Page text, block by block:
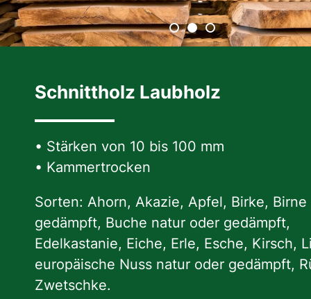
Schnittholz Laubholz
• Stärken von 10 bis 100 mm
• Kammertrocken
Sorten: Ahorn, Akazie, Apfel, Birke, Birne
gedämpft, Buche natur oder gedämpft,
Edelkastanie, Eiche, Erle, Esche, Kirsch,
europäische Nuss natur oder gedämpft,
Zwetschke.